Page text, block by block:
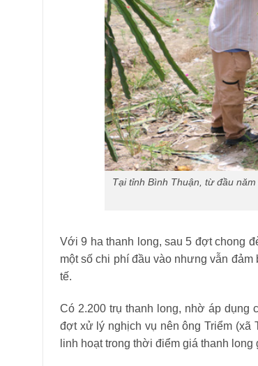
Tại tỉnh Bình Thuận, từ đầu
Với 9 ha thanh long, sau 5 đợt chong
một số chi phí đầu vào nhưng vẫn
tế.
Có 2.200 trụ thanh long, nhờ áp dụng
đợt xử lý nghịch vụ nên ông Triểm (xã
linh hoạt trong thời điểm giá thanh